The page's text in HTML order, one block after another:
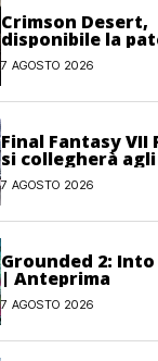
Crimson Desert,
disponibile la
correzioni per
combattimento e
7 AGOSTO 2026
Final Fantasy VII
si collegherà
di FF7:
pone limiti
7 AGOSTO 2026
Grounded 2:
| Anteprima
7 AGOSTO 2026